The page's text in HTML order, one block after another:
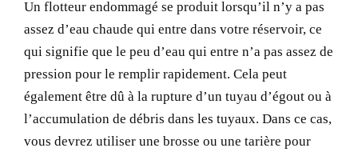
Un flotteur endommagé se produit lorsqu’il n’y a pas
assez d’eau chaude qui entre dans votre réservoir, ce
qui signifie que le peu d’eau qui entre n’a pas assez de
pression pour le remplir rapidement. Cela peut
également être dû à la rupture d’un tuyau d’égout ou à
l’accumulation de débris dans les tuyaux. Dans ce cas,
vous devrez utiliser une brosse ou une tarière pour